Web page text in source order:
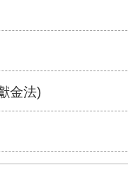
金法)